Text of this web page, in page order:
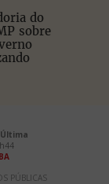
do
sobre
Última
PÚBLICAS